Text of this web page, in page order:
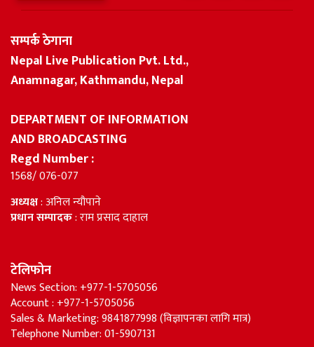
सम्पर्क ठेगाना
Nepal Live Publication Pvt. Ltd.,
Anamnagar, Kathmandu, Nepal
DEPARTMENT OF INFORMATION
AND BROADCASTING
Regd Number :
1568/ 076-077
अध्यक्ष: अनिल न्यौपाने
प्रधान सम्पादक: राम प्रसाद दाहाल
टेलिफोन
News Section: +977-1-5705056
Account : +977-1-5705056
Sales & Marketing: 9841877998 (विज्ञापनका लागि मात्र)
Telephone Number: 01-5907131